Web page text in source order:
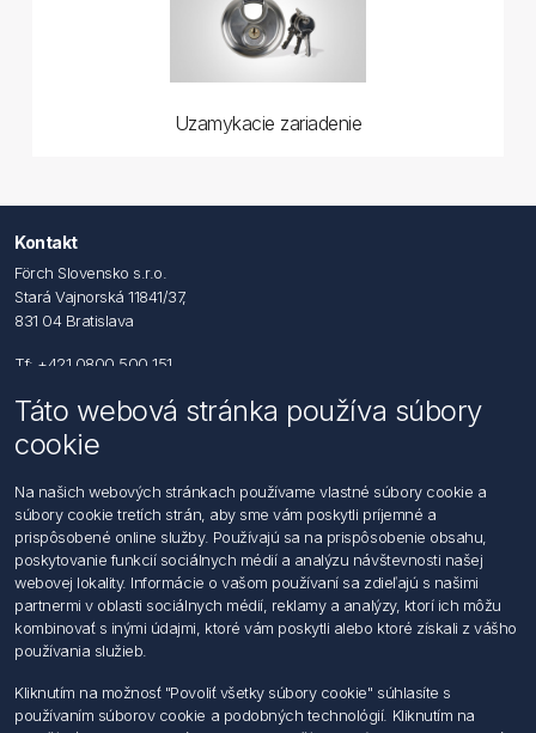
Uzamykacie zariadenie
Kontakt
Förch Slovensko s.r.o.
Stará Vajnorská 11841/37,
831 04 Bratislava
Tf: +421 0800 500 151
Email: office@foerch.sk
Kontaktujte nás
Informácie
Imprint
Vyhlásenie k ochrane údajov
Všeobecné dodacie a obchodné podmienky
Obchodný zástupca
Môj účet
Môj účet
Táto webová stránka používa súbory
cookie
Na našich webových stránkach používame vlastné súbory cookie a
súbory cookie tretích strán, aby sme vám poskytli príjemné a
prispôsobené online služby. Používajú sa na prispôsobenie obsahu,
poskytovanie funkcií sociálnych médií a analýzu návštevnosti našej
webovej lokality. Informácie o vašom používaní sa zdieľajú s našimi
partnermi v oblasti sociálnych médií, reklamy a analýzy, ktorí ich môžu
kombinovať s inými údajmi, ktoré vám poskytli alebo ktoré získali z vášho
používania služieb.
Kliknutím na možnosť "Povoliť všetky súbory cookie" súhlasíte s
používaním súborov cookie a podobných technológií. Kliknutím na